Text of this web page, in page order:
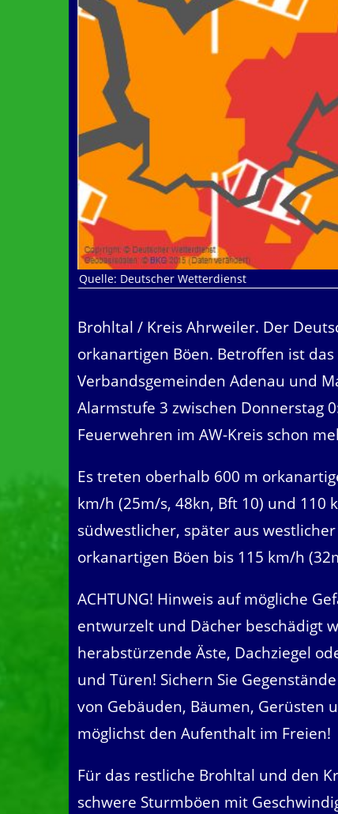
Quelle: Deutscher Wetterdienst
Brohltal / Kreis Ahrweiler. Der
orkanartigen Böen. Betroffen ist
Verbandsgemeinden Adenau und
Alarmstufe 3 zwischen Donnerstag
Feuerwehren im AW-Kreis schon
Es treten oberhalb 600 m
km/h (25m/s, 48kn, Bft 10) und 110
südwestlicher, später aus
orkanartigen Böen bis 115 km/h
ACHTUNG! Hinweis auf mögliche
entwurzelt und Dächer beschädigt
herabstürzende Äste, Dachziegel
und Türen! Sichern Sie
von Gebäuden, Bäumen, Gerüsten
möglichst den Aufenthalt im Freien!
Für das restliche Brohltal und den
schwere Sturmböen mit